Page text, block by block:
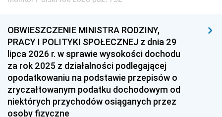
OBWIESZCZENIE MINISTRA RODZINY,
PRACY I POLITYKI SPOŁECZNEJ z dnia 29
lipca 2026 r. w sprawie wysokości dochodu
za rok 2025 z działalności podlegającej
opodatkowaniu na podstawie przepisów o
zryczałtowanym podatku dochodowym od
niektórych przychodów osiąganych przez
osoby fizyczne